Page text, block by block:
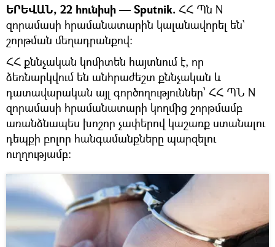
ԵՐԵՎԱՆ, 22 հունիսի — Sputnik. ՀՀ Պն N
զորամասի հրամանատարին կալանավորել են`
շորթման մեղադրանքով։
ՀՀ քննչական կոմիտեն հայտնում է, որ
ձեռնարկվում են անհրաժեշտ քննչական և
դատավարական այլ գործողություններ՝ ՀՀ ՊՆ N
զորամասի հրամանատարի կողմից շորթմամբ
առանձնապես խոշոր չափերով կաշառք ստանալու
դեպքի բոլոր հանգամանքները պարզելու
ուղղությամբ: